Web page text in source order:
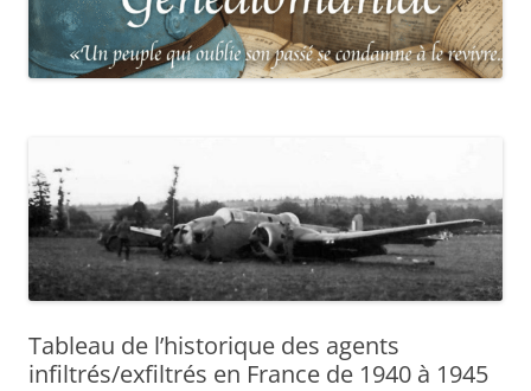
Tableau de l’historique des agents
infiltrés/exfiltrés en France de 1940 à 1945